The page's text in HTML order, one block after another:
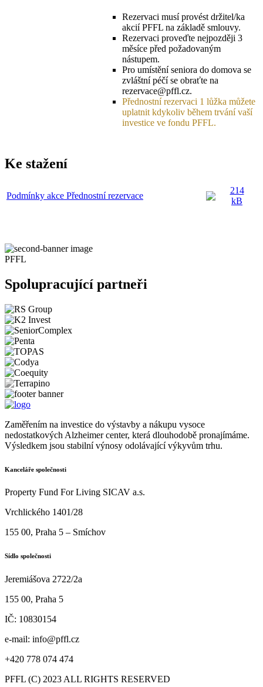
Rezervaci musí provést držitel/ka
akcií PFFL na základě smlouvy.
Rezervaci proveďte nejpozději 3
měsíce před požadovaným
nástupem.
Pro umístění seniora do domova se
zvláštní péčí se obraťte na
rezervace@pffl.cz.
Přednostní rezervaci 1 lůžka můžete
uplatnit kdykoliv během trvání vaší
investice ve fondu PFFL.
Ke stažení
Podmínky akce Přednostní rezervace
214
kB
PFFL
Spolupracující partneři
Zaměřením na investice do výstavby a nákupu vysoce
nedostatkových Alzheimer center, která dlouhodobě pronajímáme.
Výsledkem jsou stabilní výnosy odolávající výkyvům trhu.
Kanceláře společnosti
Property Fund For Living SICAV a.s.
Vrchlického 1401/28
155 00, Praha 5 – Smíchov
Sídlo společnosti
Jeremiášova 2722/2a
155 00, Praha 5
IČ: 10830154
e-mail: info@pffl.cz
+420 778 074 474
PFFL (C) 2023 ALL RIGHTS RESERVED